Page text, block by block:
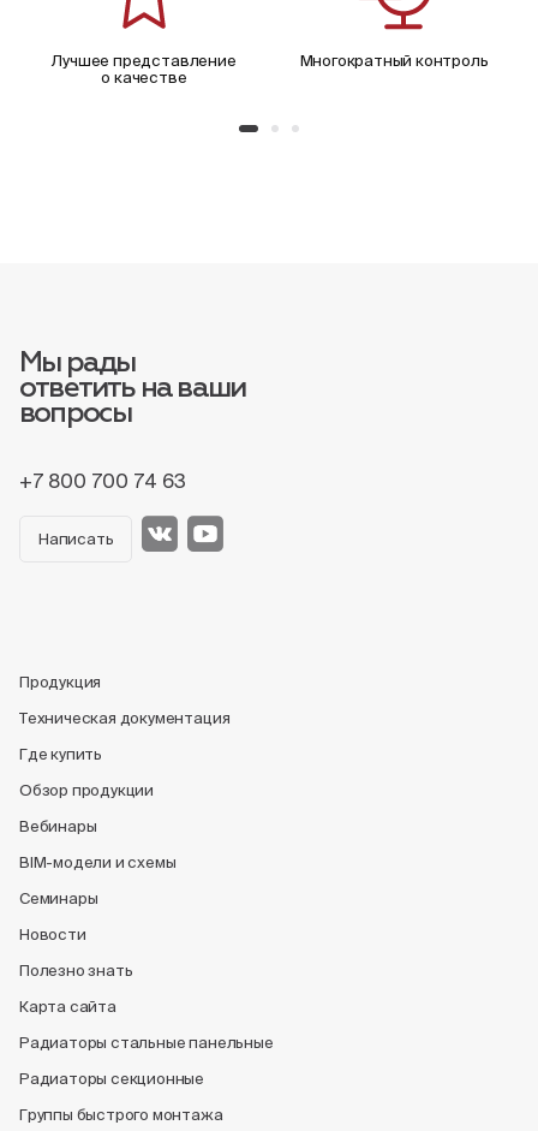
Лучшее представление
о качестве
Многократный контроль
Мы рады
ответить на ваши
вопросы
+7 800 700 74 63
Написать
Продукция
Техническая документация
Где купить
Обзор продукции
Вебинары
BIM-модели и схемы
Семинары
Новости
Полезно знать
Карта сайта
Радиаторы стальные панельные
Радиаторы секционные
Группы быстрого монтажа